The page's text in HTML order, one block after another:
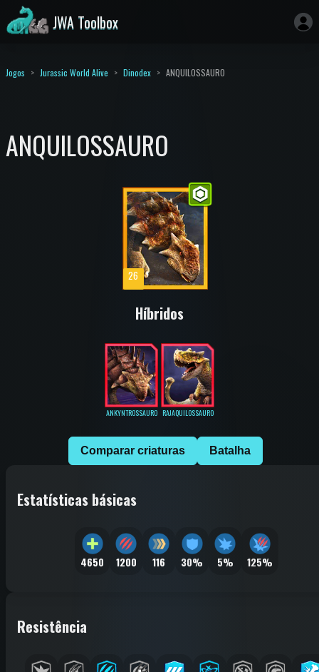
JWA Toolbox
Jogos Jurassic World Alive Dinodex ANQUILOSSAURO
ANQUILOSSAURO
26
Híbridos
ANKYNTROSSAURO RAJAQUILOSSAURO
Comparar criaturas Batalha
Estatísticas básicas
4650 1200 116 30% 5% 125%
Resistência